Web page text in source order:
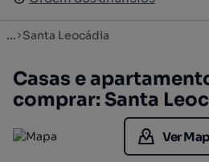
... Santa Leocádia
Casas e
comprar: Santa
Ver